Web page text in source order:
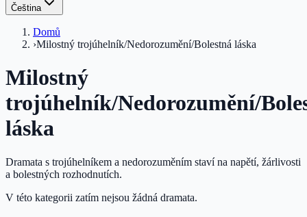
Čeština
Domů
›Milostný trojúhelník/Nedorozumění/Bolestná láska
Milostný
trojúhelník/Nedorozumění/
láska
Dramata s trojúhelníkem a nedorozuměním staví na napětí, žárlivosti
a bolestných rozhodnutích.
V této kategorii zatím nejsou žádná dramata.